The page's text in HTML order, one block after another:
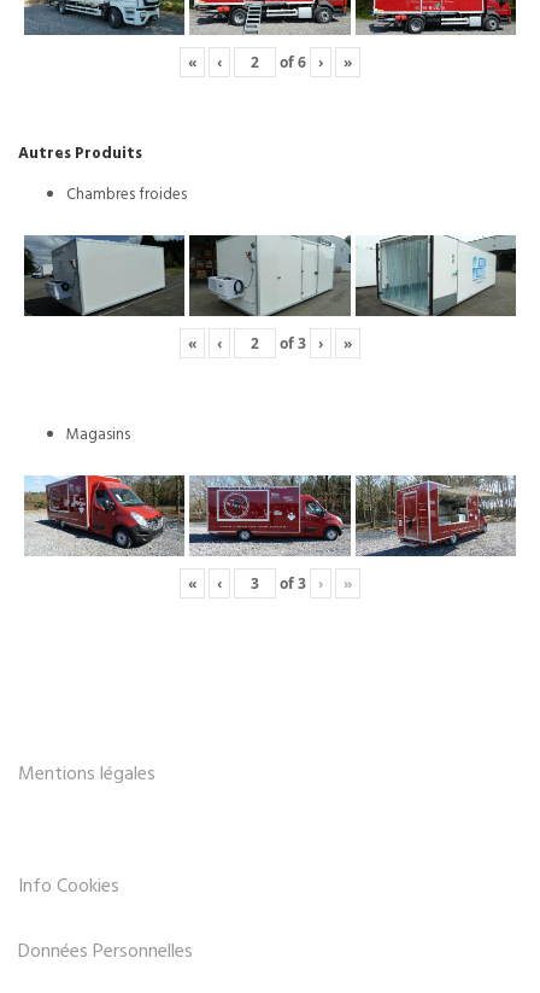
« ‹ of6 › »
Autres Produits
Chambres froides
« ‹ of3 › »
Magasins
« ‹ of3 › »
Mentions légales
Info Cookies
Données Personnelles